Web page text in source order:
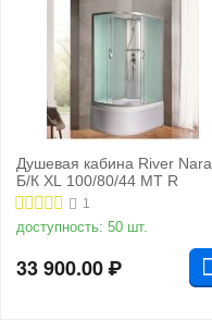
Душевая кабина River Nara
Б/К XL 100/80/44 MT R
1
доступность: 50 шт.
33 900.00₽